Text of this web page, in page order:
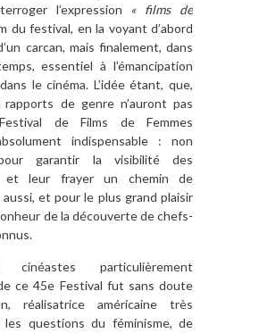
l’expression « films de
du festival, en la voyant d’abord
carcan, mais finalement, dans
essentiel à l’émancipation
le cinéma. L’idée étant, que,
de genre n’auront pas
de Films de Femmes
indispensable : non
garantir la visibilité des
et leur frayer un chemin de
aussi, et pour le plus grand plaisir
de la découverte de chefs-
cinéastes particulièrement
ce 45e Festival fut sans doute
réalisatrice américaine très
les questions du féminisme, de